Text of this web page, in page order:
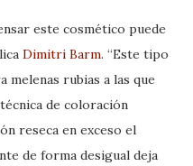
este cosmético puede
Dimitri Barm. “Este tipo
melenas rubias a las que
de coloración
reseca en exceso el
de forma desigual deja